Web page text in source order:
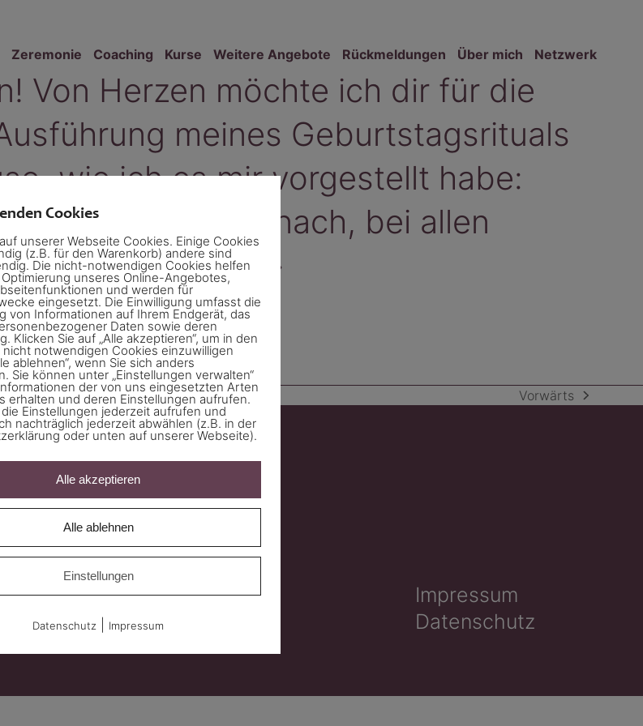
Zeremonie Coaching Kurse Weitere Angebote Rückmeldungen Über mich Netzwerk
Von Herzen möchte ich dir für die
meines Geburtstagsrituals
wie ich es mir vorgestellt habe:
Und es wirkt nach, bei allen
So wertvoll!»
Nächster
Vorwärts
2
Chur
79 661 17 70
Impressum
Datenschutz
Cookies
unserer Webseite Cookies. Einige Cookies
(z.B. für den Warenkorb) andere sind
Die nicht-notwendigen Cookies helfen
unseres Online-Angebotes,
und werden für
eingesetzt. Die Einwilligung umfasst die
von Informationen auf Ihrem Endgerät, das
Daten sowie deren
Klicken Sie auf „Alle akzeptieren“, um in den
nicht notwendigen Cookies einzuwilligen
ablehnen“, wenn Sie sich anders
Sie können unter „Einstellungen verwalten“
der von uns eingesetzten Arten
erhalten und deren Einstellungen aufrufen.
Einstellungen jederzeit aufrufen und
nachträglich jederzeit abwählen (z.B. in der
oder unten auf unserer Webseite).
Alle akzeptieren
Alle ablehnen
Einstellungen
Datenschutz Impressum